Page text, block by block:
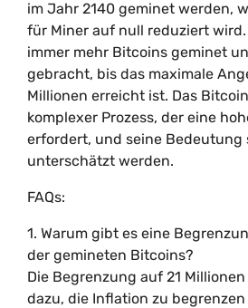
im Jahr 2140 geminet werden,
für Miner auf null reduziert
immer mehr Bitcoins geminet
gebracht, bis das maximale
Millionen erreicht ist. Das
komplexer Prozess, der eine
erfordert, und seine Bedeutung
unterschätzt werden.
FAQs:
1. Warum gibt es eine
der gemineten Bitcoins?
Die Begrenzung auf 21
dazu, die Inflation zu